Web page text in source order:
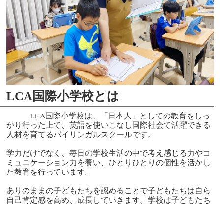
LCA国際小学校とは
LCA国際小学校は、「日本人」としての教育をしっ
かり行った上で、英語を使いこなし国際社会で活躍できる
人材を育てるバイリンガルスクールです。
学力だけでなく、毎日の学校生活の中で考え感じる力やコ
ミュニケーション力を養い、ひとりひとりの個性を活かし
た教育を行っています。
ありのままの子どもたちを認めることで子どもたちは自ら
自己肯定感を高め、成長していきます。学校は子どもたち